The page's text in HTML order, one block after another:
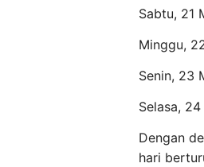
Sabtu, 21
Minggu,
Senin, 23
Selasa,
Dengan
hari